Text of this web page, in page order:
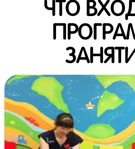
ЧТО